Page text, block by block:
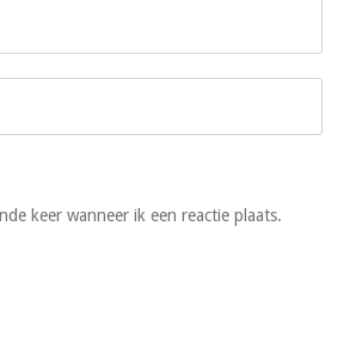
keer wanneer ik een reactie plaats.